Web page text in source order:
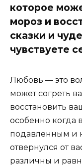
которое
мороз и
сказки и
чувствуете
Любовь — это
может согреть
восстановить
особенно когда
подавленным и
отвернулся от
различны и